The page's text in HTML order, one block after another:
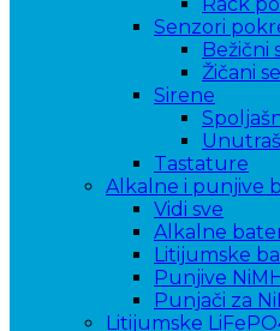
Senzori
Bežični
Žičani
Sirene
Tastature
Alkalne i punjive
Vidi sve
Alkalne
Litijumske
Punjive
Punjači za
Litijumske